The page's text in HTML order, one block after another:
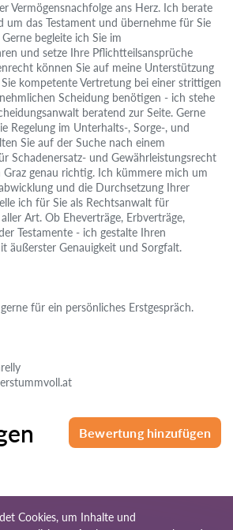
Vermögensnachfolge ans Herz. Ich berate
um das Testament und übernehme für Sie
begleite ich Sie im
und setze Ihre Pflichtteilsansprüche
können Sie auf meine Unterstützung
kompetente Vertretung bei einer strittigen
Scheidung benötigen - ich stehe
beratend zur Seite. Gerne
Regelung im Unterhalts-, Sorge-, und
Sie auf der Suche nach einem
Schadenersatz- und Gewährleistungsrecht
Graz genau richtig. Ich kümmere mich um
und die Durchsetzung Ihrer
ich für Sie als Rechtsanwalt für
Art. Ob Eheverträge, Erbverträge,
Testamente - ich gestalte Ihren
äußerster Genauigkeit und Sorgfalt.
für ein persönliches Erstgespräch.
Bewertung hinzufügen
Cookies, um Inhalte und